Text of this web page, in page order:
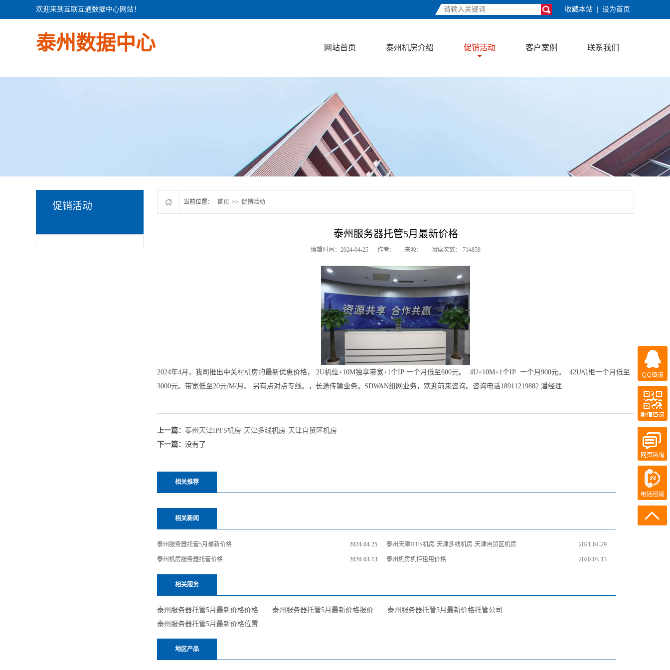
欢迎来到互联互通数据中心网站！ 收藏本站 设为首页
泰州数据中心 网站首页 泰州机房介绍 促销活动 客户案例 联系我们
促销活动 当前位置： 首页 >> 促销活动
泰州服务器托管5月最新价格
编辑时间：2024-04-25 作者： 来源： 阅读次数： 714858
2024年4月，我司推出中关村机房的最新优惠价格， 2U机位+10M独享带宽+1个IP 一个月低至600元。 4U+10M+1个IP 一个月900元。 42U机柜一个月低至
3000元。带宽低至20元/M/月、 另有点对点专线。，长途传输业务。SDWAN组网业务，欢迎前来咨询。咨询电话18911219882 潘经理
上一篇： 泰州天津IPFS机房-天津多线机房-天津自贸区机房
下一篇： 没有了
相关推荐
相关新闻
泰州服务器托管5月最新价格 2024-04-25 泰州天津IPFS机房-天津多线机房-天津自贸区机房 2021-04-29
泰州机房服务器托管价格 2020-03-13 泰州机房机柜租用价格 2020-03-13
相关服务
泰州服务器托管5月最新价格价格 泰州服务器托管5月最新价格报价
泰州服务器托管5月最新价格托管公司
泰州服务器托管5月最新价格位置
地区产品
QQ客服
百度商桥